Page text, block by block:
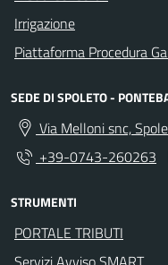
Irrigazione
Piattaforma Procedura
SEDE DI SPOLETO -
Via Melloni snc,
+39-0743-260263
STRUMENTI
PORTALE TRIBUTI